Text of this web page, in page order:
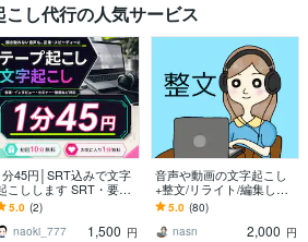
し代行の人気サービス
分45円│SRT込みで文字
こしします SRT・要
・タイムコードも追加
金なし
5.0 (2)
naoki_777
1,500 円
音声や動画の文字起こし
+整文/リライト/編集しま
す 綺麗な文章に！記事
化、動画テロップ、議事
録、AIの手直しなど
5.0 (80)
nasn
2,000 円